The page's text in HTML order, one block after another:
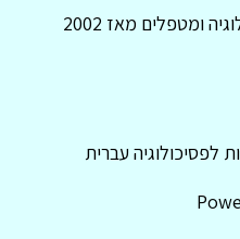
ומטפלים מאז 2002